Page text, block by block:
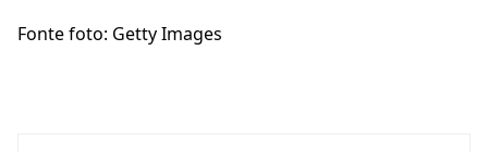
Fonte foto: Getty Images